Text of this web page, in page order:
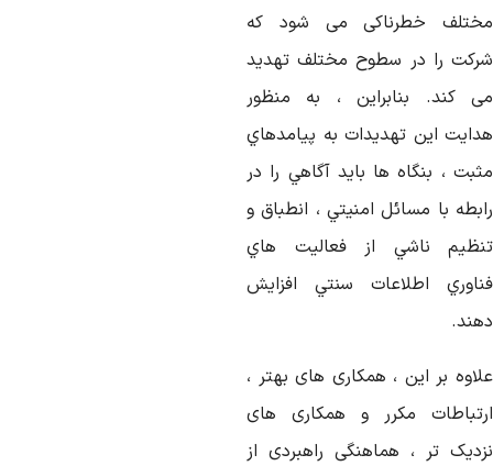
خطرناکی می شود که
را در سطوح مختلف تهدید
کند. بنابراين ، به منظور
اين تهديدات به پيامدهاي
، بنگاه ها بايد آگاهي را در
با مسائل امنيتي ، انطباق و
ناشي از فعاليت هاي
اطلاعات سنتي افزايش
بر این ، همکاری های بهتر ،
مکرر و همکاری های
تر ، هماهنگی راهبردی از